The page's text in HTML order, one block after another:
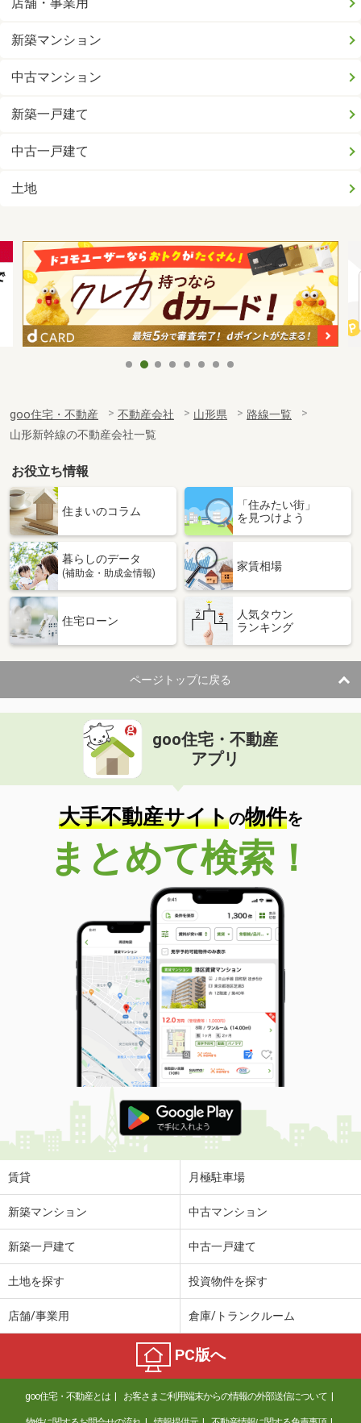
新築マンション
中古マンション
新築一戸建て
中古一戸建て
土地
goo住宅・不動産 不動産会社 山形県
路線一覧
山形新幹線の不動産会社一覧
お役立ち情報
住まいのコラム
「住みたい街」
を見つけよう
暮らしのデータ
(補助金・助成金情報)
家賃相場
住宅ローン
人気タウン
ランキング
ページトップに戻る
goo住宅・不動産
アプリ
大手不動産サイトの物件を
まとめて検索！
賃貸 月極駐車場
新築マンション 中古マンション
新築一戸建て 中古一戸建て
土地を探す 投資物件を探す
店舗/事業用 倉庫/トランクルーム
PC版へ
goo住宅・不動産とは お客さまご利用端末からの情報の外部送信について